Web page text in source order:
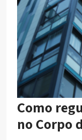
Como
no Corpo